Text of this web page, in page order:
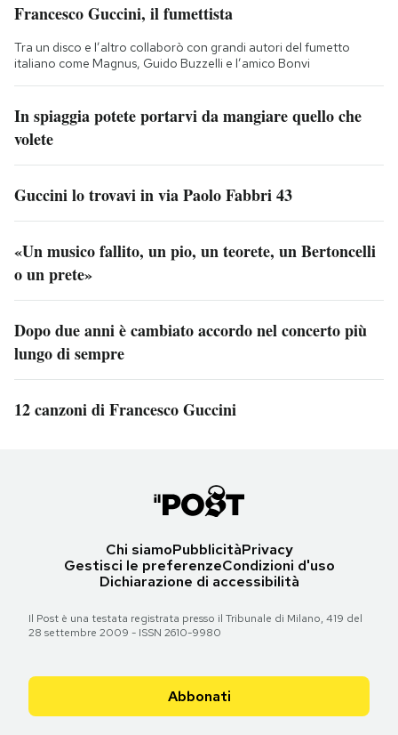
Francesco Guccini, il fumettista
Tra un disco e l’altro collaborò con grandi autori del fumetto
italiano come Magnus, Guido Buzzelli e l’amico Bonvi
In spiaggia potete portarvi da mangiare quello che
volete
Guccini lo trovavi in via Paolo Fabbri 43
«Un musico fallito, un pio, un teorete, un Bertoncelli
o un prete»
Dopo due anni è cambiato accordo nel concerto più
lungo di sempre
12 canzoni di Francesco Guccini
Chi siamoPubblicitàPrivacy
Gestisci le preferenzeCondizioni d'uso
Dichiarazione di accessibilità
Il Post è una testata registrata presso il Tribunale di Milano, 419 del
28 settembre 2009 - ISSN 2610-9980
Abbonati